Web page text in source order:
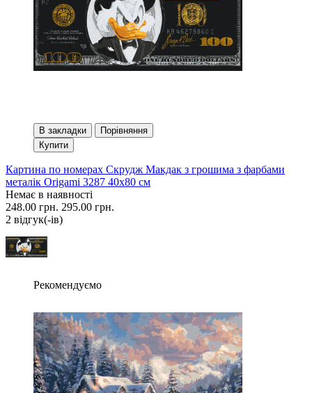
В закладки
Порівняння
Купити
Картина по номерах Скрудж Макдак з грошима з фарбами
металік Origami 3287 40x80 см
Немає в наявності
248.00 грн. 295.00 грн.
2 вiдгук(-iв)
Рекомендуємо